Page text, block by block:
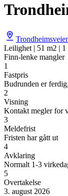
Leilighet | 51 m2 | 1
Finn-lenke mangler
1
Fastpris
Budrunden er
2
Visning
Kontakt megler for
3
Meldefrist
Fristen har gått ut
4
Avklaring
Normalt 1-3
5
Overtakelse
3. august 2026